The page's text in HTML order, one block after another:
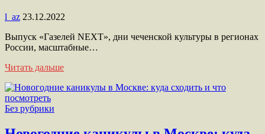
l_az 23.12.2022
Выпуск «Газелей NEXT», дни чеченской культуры в регионах
России, масштабные…
Читать дальше
Без рубрики